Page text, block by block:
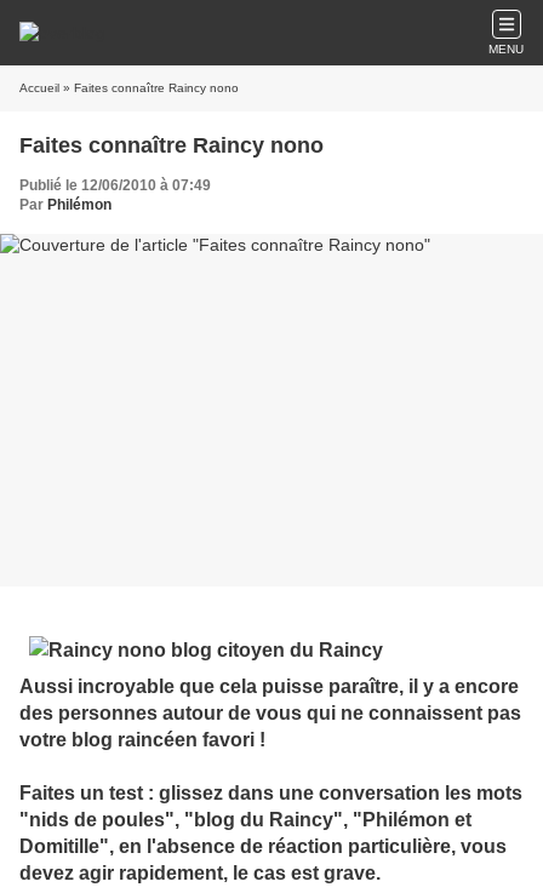
MENU
Accueil » Faites connaître Raincy nono
Faites connaître Raincy nono
Publié le 12/06/2010 à 07:49
Par Philémon
Aussi incroyable que cela puisse paraître, il y a encore
des personnes autour de vous qui ne connaissent pas
votre blog raincéen favori !
Faites un test : glissez dans une conversation les mots
"nids de poules", "blog du Raincy", "Philémon et
Domitille", en l'absence de réaction particulière, vous
devez agir rapidement, le cas est grave.